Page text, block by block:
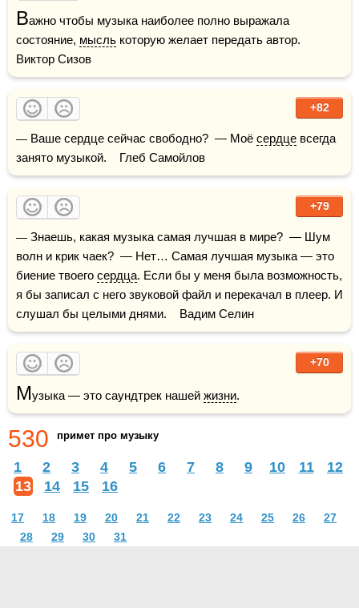
Важно чтобы музыка наиболее полно выражала
состояние, мысль которую желает передать автор.
Виктор Сизов
+82
— Ваше сердце сейчас свободно?  — Моё сердце всегда
занято музыкой.    Глеб Самойлов
+79
— Знаешь, какая музыка самая лучшая в мире?  — Шум
волн и крик чаек?  — Нет… Самая лучшая музыка — это
биение твоего сердца. Если бы у меня была возможность,
я бы записал с него звуковой файл и перекачал в плеер. И
слушал бы целыми днями.    Вадим Селин
+70
Музыка — это саундтрек нашей жизни.
530 примет про музыку
1 2 3 4 5 6 7 8 9 10 11
12
13
14 15 16
17 18 19 20 21 22 23 24 25 26
27
28
29 30 31